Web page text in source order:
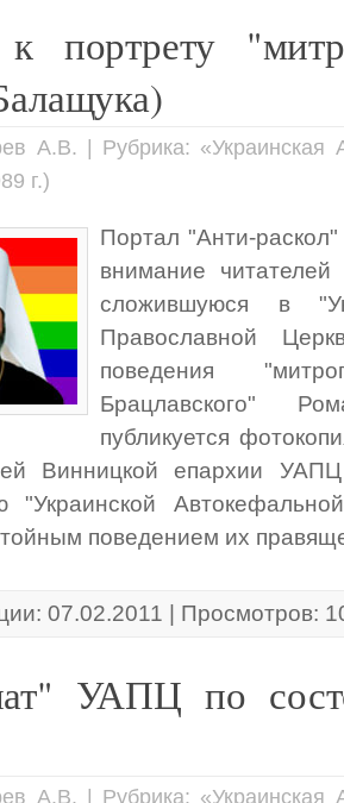
портрету
А.В. | Рубрика: «Украинская
г.)
Портал "Анти-
внимание
сложившуюся в
Православной
поведения
Брацлавского"
публикуется
Винницкой епархии
"Украинской
поведением их
07.02.2011 | Просмотров:
УАПЦ по
А.В. | Рубрика: «Украинская